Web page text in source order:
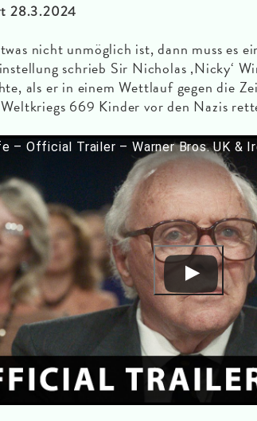
28.3.2024
nicht unmöglich ist, dann muss es
schrieb Sir Nicholas ‚Nicky‘
als er in einem Wettlauf gegen die
669 Kinder vor den Nazis
– Official Trailer – Warner Bros. UK &